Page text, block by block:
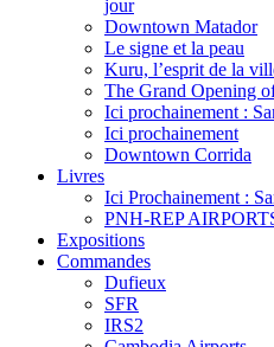
jour
Downtown Matador
Le signe et la peau
Kuru, l’esprit de la
The Grand Opening
Ici prochainement :
Ici prochainement
Downtown Corrida
Livres
Ici Prochainement :
PNH-REP
Expositions
Commandes
Dufieux
SFR
IRS2